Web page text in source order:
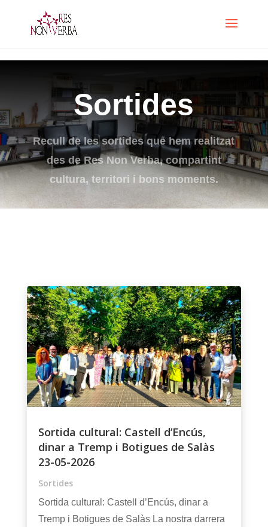
Sortides
Recull de les sortides que hem realitzat
des de Res Non Verba, compartint
cultura, territori i bons moments.
Sortida cultural: Castell d’Encús,
dinar a Tremp i Botigues de Salàs
23-05-2026
Sortides
Sortida cultural: Castell d’Encús, dinar a
Tremp i Botigues de Salàs La nostra darrera